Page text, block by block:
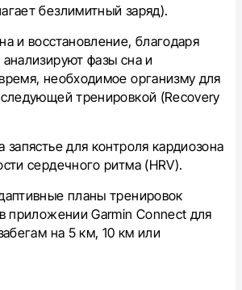
безлимитный заряд).
и восстановление, благодаря
фазы сна и
необходимое организму для
тренировкой (Recovery
запястье для контроля кардиозона
сердечного ритма (HRV).
планы тренировок
приложении Garmin Connect для
на 5 км, 10 км или